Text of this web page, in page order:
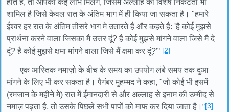
होते हैं, तो आपको कई लाभ मिलेंगे, जिसमें अल्लाह की विशेष निकटता भी
शामिल है जिसे केवल रात के अंतिम भाग में ही किया जा सकता है। "हमारे
ईश्वर हर रात के अंतिम तीसरे भाग मे उतारते हैं और कहते हैं: 'है कोई मुझसे
प्रार्थना करने वाला जिसका मै उत्तर दूं? है कोई मुझसे मांगने वाला जिसे मै दे
दूं? है कोई मुझसे क्षमा मांगने वाला जिसे मैं क्षमा कर दूं?’” [2]
एक आस्तिक नमाज़ो के बीच के समय का उपयोग लंबे समय तक दुआ
मांगने के लिए भी कर सकता है। पैगंबर मुहम्मद ने कहा, "जो कोई भी इसमें
(रमजान के महीने मे) रात में ईमानदारी से और अल्लाह से इनाम की उम्मीद से
नमाज़ पढ़ता है, तो उसके पिछले सभी पापों को माफ कर दिया जाता है। ”[3]